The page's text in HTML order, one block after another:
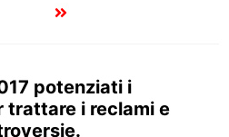
potenziati i
trattare i reclami e